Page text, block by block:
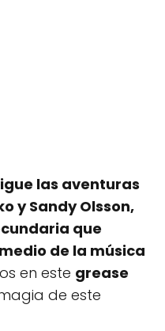
las aventuras
y Sandy Olsson,
que
de la música
en este grease
de este